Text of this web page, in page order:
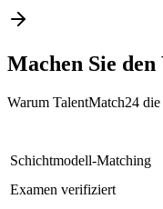
Machen Sie den
Warum TalentMatch24
Schichtmodell-Matching
Examen verifiziert